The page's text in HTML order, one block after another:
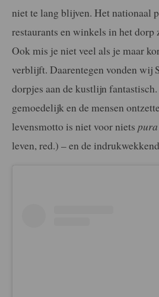
niet te lang blijven. Het nationaal
restaurants en winkels in het dorp
Ook mis je niet veel als je maar
verblijft. Daarentegen vonden wij
dorpjes aan de kustlijn
gemoedelijk en de mensen
levensmotto is niet voor niets
leven, red.) – en de